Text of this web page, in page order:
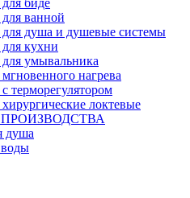
биде
ванной
душа и душевые системы
кухни
умывальника
нагрева
терморегулятором
локтевые
душа